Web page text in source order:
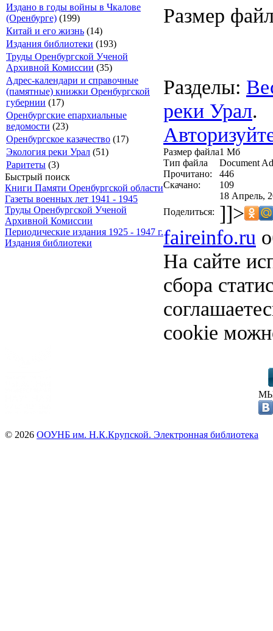
Издано в годы войны в Чкалове
(Оренбурге) (199)
Китай и его жизнь (14)
Издания библиотеки (193)
Труды Оренбургской Ученой
Архивной Комиссии (35)
Адрес-календари и справочные
(памятные) книжки Оренбургской
губернии (17)
Оренбургские епархиальные
ведомости (23)
Оренбургское казачество (17)
Экология реки Урал (51)
Раритеты (3)
Быстрый поиск
Книги Памяти Оренбургской области
Газеты военных лет 1941 - 1945
Труды Оренбургской Ученой
Архивной Комиссии
Периодические издания 1925 - 1947 г.
Издания библиотеки
Размер
Разделы:
реки Урал.
Размер файла1 Mб
Тип файла
Document
Прочитано:
446
Скачано:
109
18 Апрель,
Поделиться: ]]>
faireinfo.ru
На сайте
сбора
cookie
© 2026 ООУНБ им. Н.К.Крупской. Электронная библиотека